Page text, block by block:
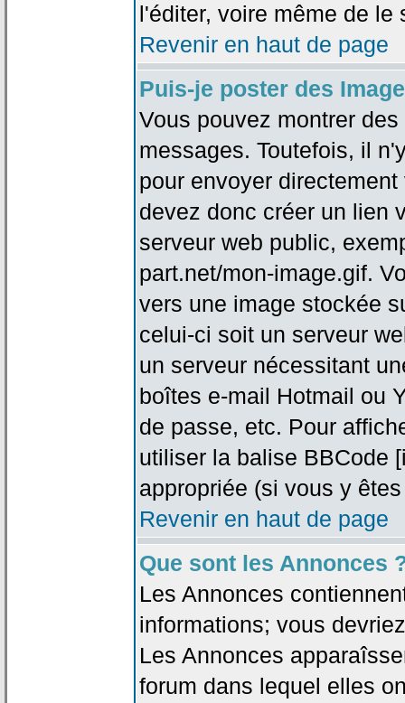
l'éditer, voire même de le
Revenir en haut de page
Puis-je poster des
Vous pouvez montrer
messages. Toutefois, il
pour envoyer
devez donc créer un lien
serveur web public,
part.net/mon-image.gif.
vers une image stockée
celui-ci soit un serveur
un serveur nécessitant
boîtes e-mail Hotmail ou
de passe, etc. Pour
utiliser la balise BBCode
appropriée (si vous y
Revenir en haut de page
Que sont les Annonces
Les Annonces
informations; vous
Les Annonces
forum dans lequel elles